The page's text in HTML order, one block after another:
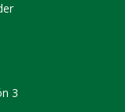
3